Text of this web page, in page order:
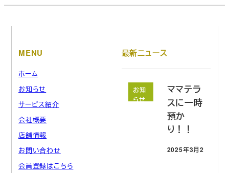
MENU
ホーム
お知らせ
サービス紹介
会社概要
店舗情報
お問い合わせ
会員登録はこちら
最新ニュース
お知
らせ
ママテラ
スに一時
預か
り！！
投稿日
2025年3月21日